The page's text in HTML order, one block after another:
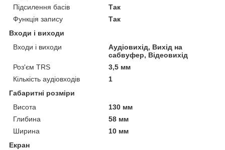
Підсилення басів
Так
Функція запису
Так
Входи і виходи
Входи і виходи
Аудіовихід, Вихід на
сабвуфер, Відеовихід
Роз'єм TRS
3,5 мм
Кількість аудіовходів
1
Габаритні розміри
Висота
130 мм
Глибина
58 мм
Ширина
10 мм
Екран